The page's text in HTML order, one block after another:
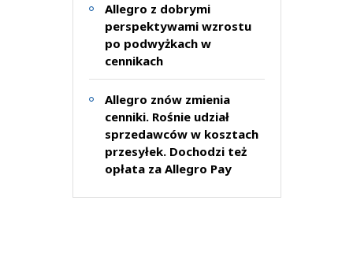
Allegro z dobrymi
perspektywami wzrostu
po podwyżkach w
cennikach
Allegro znów zmienia
cenniki. Rośnie udział
sprzedawców w kosztach
przesyłek. Dochodzi też
opłata za Allegro Pay